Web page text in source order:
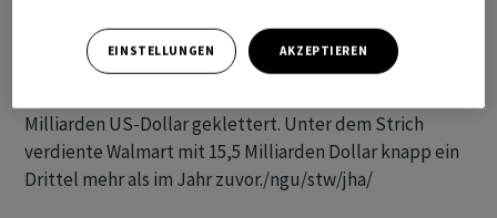
Wie Walmart weiter mitteilte, war der Gesamtumsatz im
abgeschlossenen Geschäftsjahr (per Ende Januar)
Milliarden US-Dollar geklettert. Unter dem Strich
verdiente Walmart mit 15,5 Milliarden Dollar knapp ein
Drittel mehr als im Jahr zuvor./ngu/stw/jha/
EINSTELLUNGEN AKZEPTIEREN